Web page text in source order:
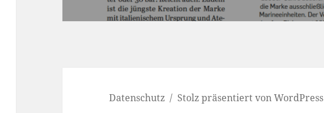
Datenschutz Stolz präsentiert von WordPress